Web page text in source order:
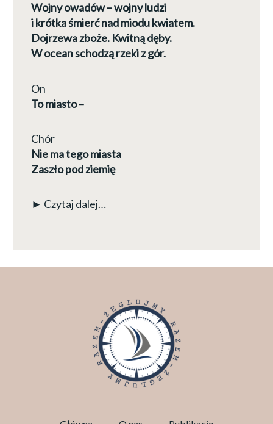
Wojny owadów – wojny ludzi
i krótka śmierć nad miodu kwiatem.
Dojrzewa zboże. Kwitną dęby.
W ocean schodzą rzeki z gór.
On
To miasto –
Chór
Nie ma tego miasta
Zaszło pod ziemię
► Czytaj dalej…